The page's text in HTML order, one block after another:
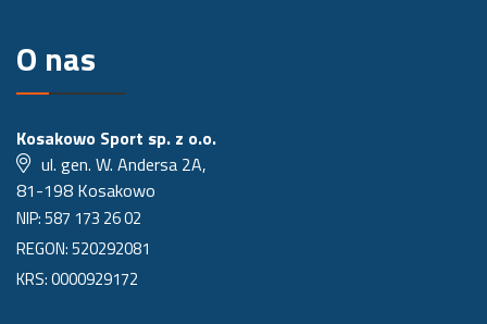
O nas
Kosakowo Sport sp. z o.o.
ul. gen. W. Andersa 2A,
81-198 Kosakowo
NIP: 587 173 26 02
REGON: 520292081
KRS: 0000929172